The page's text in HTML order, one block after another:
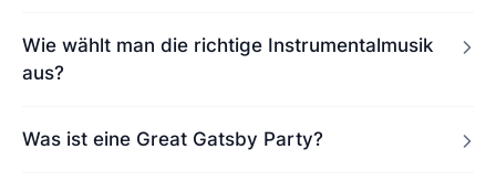
Wie wählt man die richtige Instrumentalmusik
aus?
Was ist eine Great Gatsby Party?